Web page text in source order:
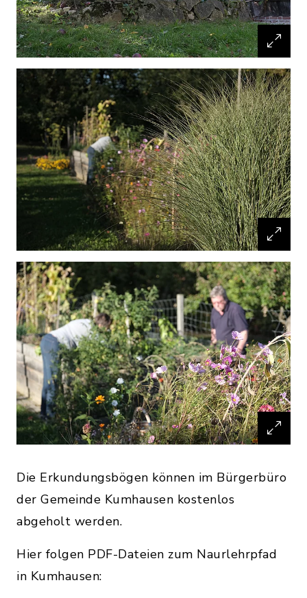
Die Erkundungsbögen können im Bürgerbüro
der Gemeinde Kumhausen kostenlos
abgeholt werden.
Hier folgen PDF-Dateien zum Naurlehrpfad
in Kumhausen: